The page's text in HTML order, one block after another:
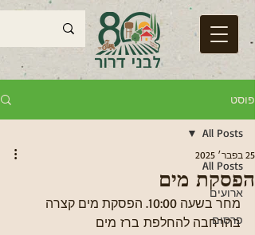
פוסט
All Posts
ארועים
פרסום
All Posts
הפסקת מים
25 בפבר׳ 2025
מחר בשעה 10:00. הפסקת מים קצרה
בהרחבה להחלפת ברז מים